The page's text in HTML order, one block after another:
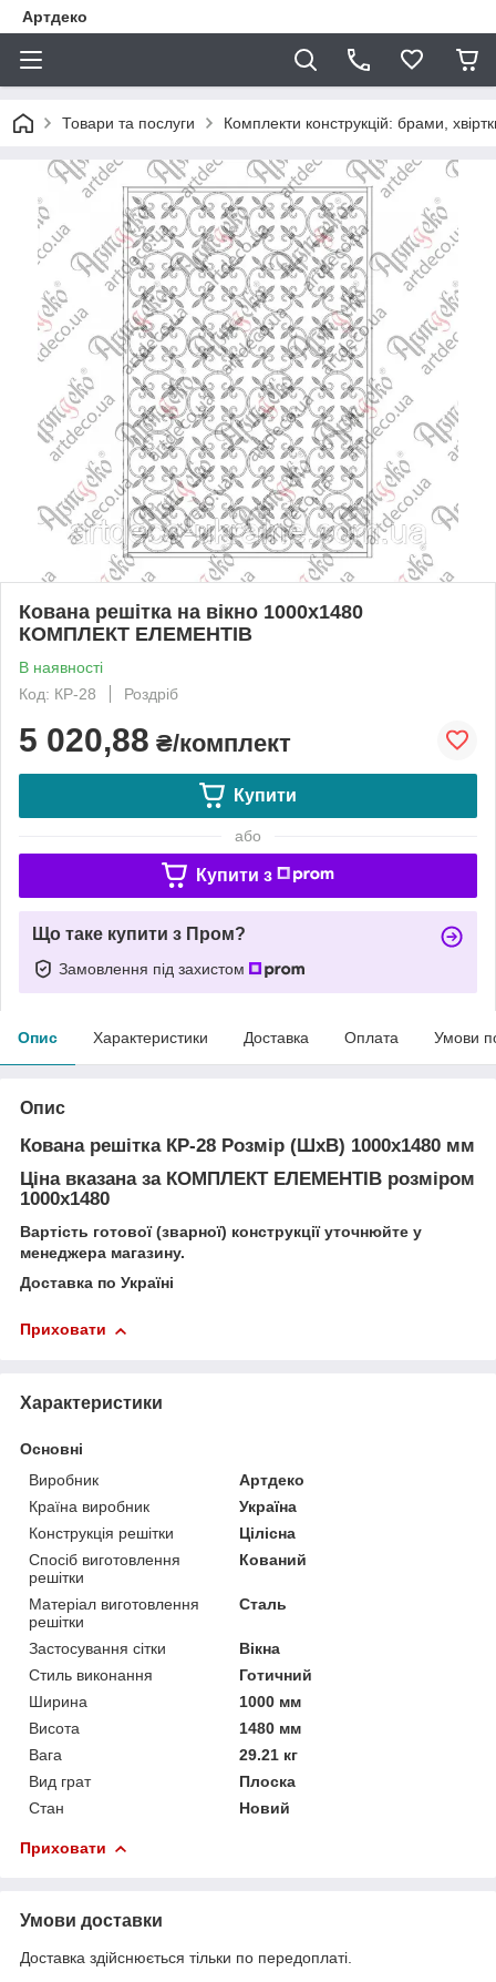
Артдеко
Товари та послуги Комплекти конструкцій: брами,
Кована решітка на вікно 1000х1480
КОМПЛЕКТ ЕЛЕМЕНТІВ
В наявності
Код: КР-28
Роздріб
5 020,88 ₴/комплект
Купити
або
Купити з
Що таке купити з Пром?
Замовлення під захистом
Опис Характеристики Доставка Оплата Умови
Опис
Кована решітка КР-28 Розмір (ШхВ) 1000х1480 мм
Ціна вказана за КОМПЛЕКТ ЕЛЕМЕНТІВ розміром
1000х1480
Вартість готової (зварної) конструкції уточнюйте у
менеджера магазину.
Доставка по Україні
Приховати
Характеристики
Основні
Виробник
Артдеко
Країна виробник
Україна
Конструкція решітки
Цілісна
Спосіб виготовлення
решітки
Кований
Матеріал виготовлення
решітки
Сталь
Застосування сітки
Вікна
Стиль виконання
Готичний
Ширина
1000 мм
Висота
1480 мм
Вага
29.21 кг
Вид грат
Плоска
Стан
Новий
Приховати
Умови доставки
Доставка здійснюється тільки по передоплаті.